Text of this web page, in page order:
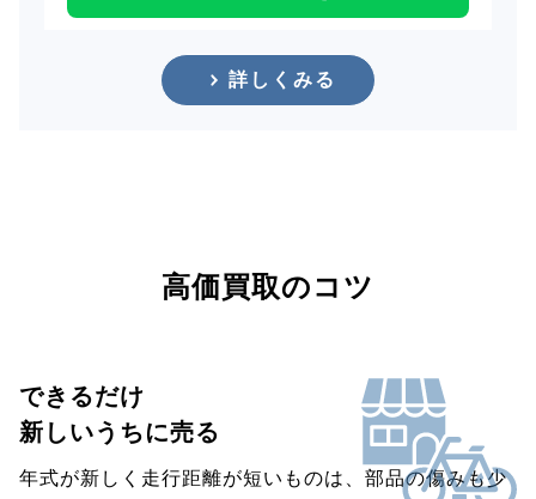
詳しくみる
高価買取のコツ
できるだけ
新しいうちに売る
年式が新しく走行距離が短いものは、部品の傷みも少